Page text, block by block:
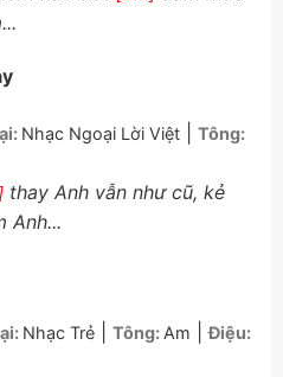
Nhạc Ngoại Lời Việt
Tông:
thay Anh vẫn như cũ, kẻ
Anh...
Nhạc Trẻ Tông: Am |Điệu: